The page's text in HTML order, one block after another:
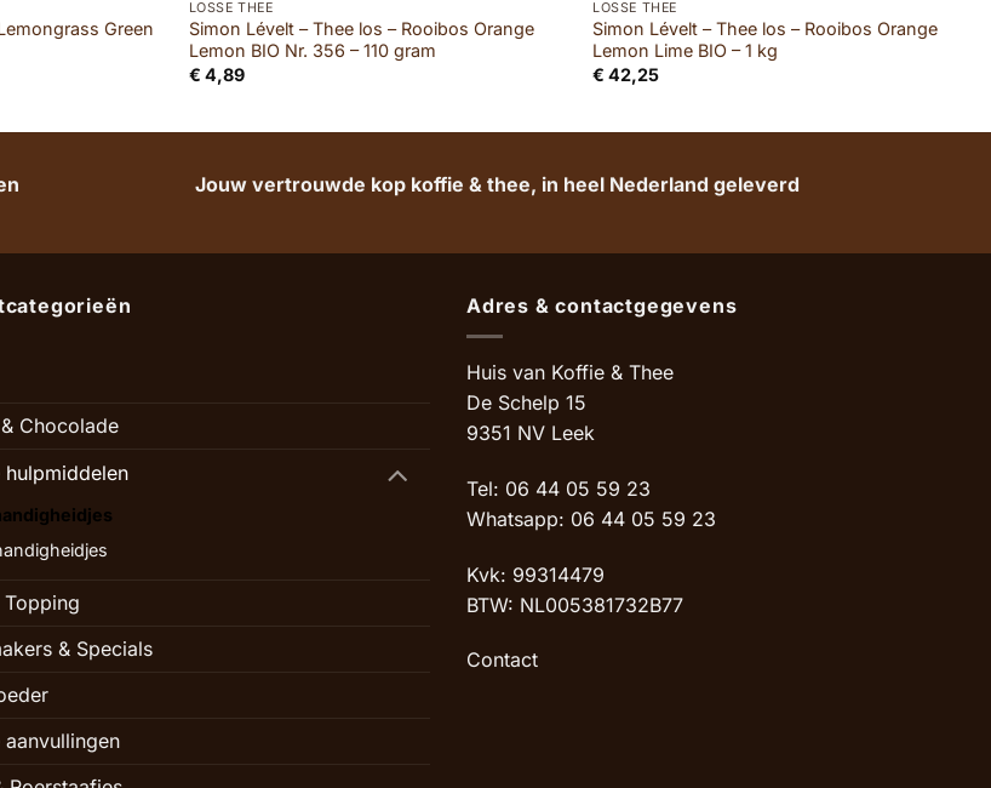
Green
LOSSE THEE
Simon Lévelt – Thee los – Rooibos Orange
Lemon BIO Nr. 356 – 110 gram
€ 4,89
LOSSE THEE
Simon Lévelt – Thee los – Rooibos Orange
Lemon Lime BIO – 1 kg
€ 42,25
Jouw vertrouwde kop koffie & thee, in heel Nederland geleverd
Chocolade
hulpmiddelen
Topping
& Specials
aanvullingen
Adres & contactgegevens
Huis van Koffie & Thee
De Schelp 15
9351 NV Leek
Tel: 06 44 05 59 23
Whatsapp: 06 44 05 59 23
Kvk: 99314479
BTW: NL005381732B77
Contact